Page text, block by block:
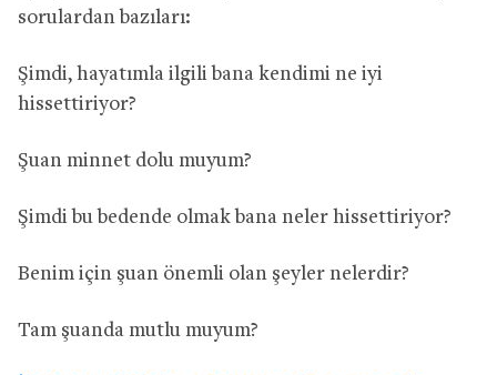
sorulardan bazıları:
Şimdi, hayatımla ilgili bana kendimi ne iyi
hissettiriyor?
Şuan minnet dolu muyum?
Şimdi bu bedende olmak bana neler hissettiriyor?
Benim için şuan önemli olan şeyler nelerdir?
Tam şuanda mutlu muyum?